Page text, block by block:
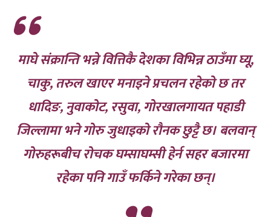
माघे संक्रान्ति भन्ने वित्तिकै देशका विभिन्न ठाउँमा घ्यू,
चाकु, तरुल खाएर मनाइने प्रचलन रहेको छ तर
धादिङ, नुवाकोट, रसुवा, गोरखालगायत पहाडी
जिल्लामा भने गोरु जुधाइको रौनक छुट्टै छ। बलवान्
गोरुहरूबीच रोचक घम्साघम्सी हेर्न सहर बजारमा
रहेका पनि गाउँ फर्किने गरेका छन्।